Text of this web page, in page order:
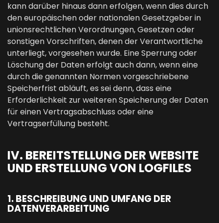
kann darüber hinaus dann erfolgen, wenn dies durch
den europäischen oder nationalen Gesetzgeber in
unionsrechtlichen Verordnungen, Gesetzen oder
sonstigen Vorschriften, denen der Verantwortliche
unterliegt, vorgesehen wurde. Eine Sperrung oder
Löschung der Daten erfolgt auch dann, wenn eine
durch die genannten Normen vorgeschriebene
Speicherfrist abläuft, es sei denn, dass eine
Erforderlichkeit zur weiteren Speicherung der Daten
für einen Vertragsabschluss oder eine
Vertragserfüllung besteht.
IV. BEREITSTELLUNG DER WEBSITE
UND ERSTELLUNG VON LOGFILES
1. BESCHREIBUNG UND UMFANG DER
DATENVERARBEITUNG